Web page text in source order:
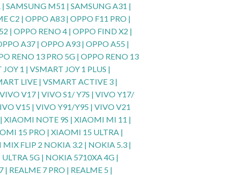
SAMSUNG M51 | SAMSUNG A31 |
C2 | OPPO A83 | OPPO F11 PRO |
| OPPO RENO 4 | OPPO FIND X2 |
A37 | OPPO A93 | OPPO A55 |
RENO 13 PRO 5G | OPPO RENO 13
1 | VSMART JOY 1 PLUS |
LIVE | VSMART ACTIVE 3 |
V17 | VIVO S1/ Y7S | VIVO Y17/
V15 | VIVO Y91/Y95 | VIVO V21
XIAOMI NOTE 9S | XIAOMI MI 11 |
15 PRO | XIAOMI 15 ULTRA |
FLIP 2 NOKIA 3.2 | NOKIA 5.3 |
5G | NOKIA 5710XA 4G |
REALME 7 PRO | REALME 5 |